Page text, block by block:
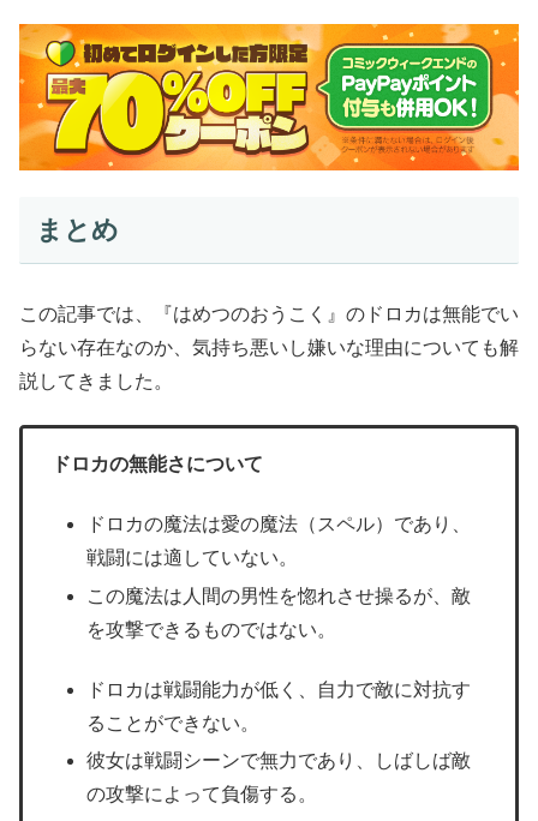
まとめ
この記事では、『はめつのおうこく』のドロカは無能でい
らない存在なのか、気持ち悪いし嫌いな理由についても解
説してきました。
ドロカの無能さについて
ドロカの魔法は愛の魔法（スペル）であり、
戦闘には適していない。
この魔法は人間の男性を惚れさせ操るが、敵
を攻撃できるものではない。
ドロカは戦闘能力が低く、自力で敵に対抗す
ることができない。
彼女は戦闘シーンで無力であり、しばしば敵
の攻撃によって負傷する。